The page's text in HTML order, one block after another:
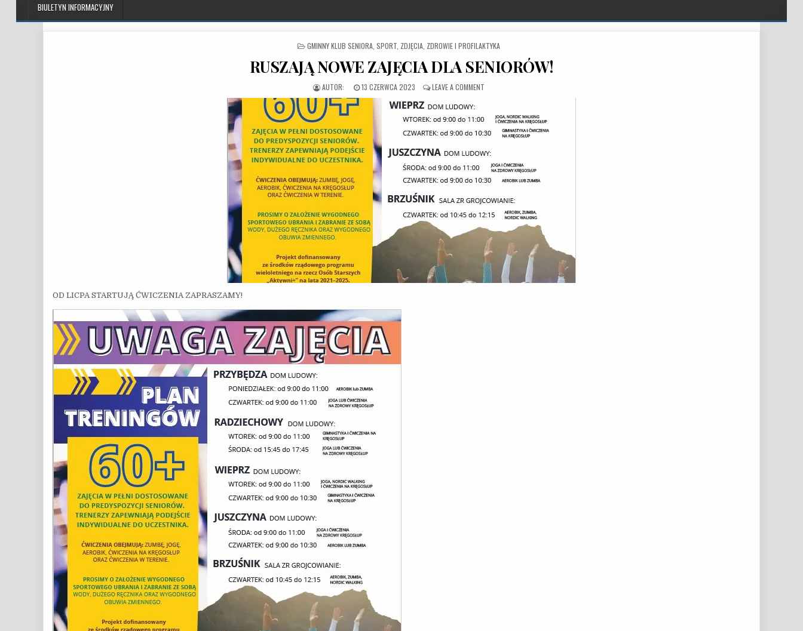
BIULETYN INFORMACYJNY
POSTED IN
GMINNY KLUB SENIORA, SPORT, ZDJĘCIA, ZDROWIE I PROFILAKTYKA
RUSZAJĄ NOWE ZAJĘCIA DLA SENIORÓW!
PUBLISHED DATE:
13 CZERWCA 2023 LEAVE A COMMENTON RUSZAJĄ NOWE ZAJĘCIA DLA SENIORÓW!
OD LICPA STARTUJĄ ĆWICZENIA ZAPRASZAMY!